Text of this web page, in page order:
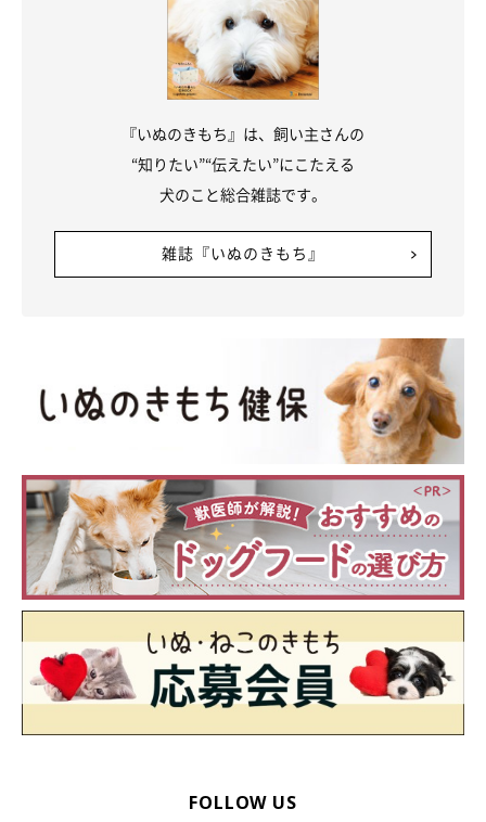
『家族の誰かがドアをうっすら開けたままにしていたのかな』
思っていました。
しかしある日、ガチャガチャと音がしたので見てみると、ユクが
両前足でドアノブを触り、そのあと体重をかけてドアを押し開け
と呟いたあと、すぐにユクに抱きつ
き、ヨシヨシしていましたね（笑）」
『いぬのきもち』は、飼い主さんの
“知りたい”“伝えたい”にこたえる
犬のこと総合雑誌です。
雑誌『いぬのきもち』
FOLLOW US